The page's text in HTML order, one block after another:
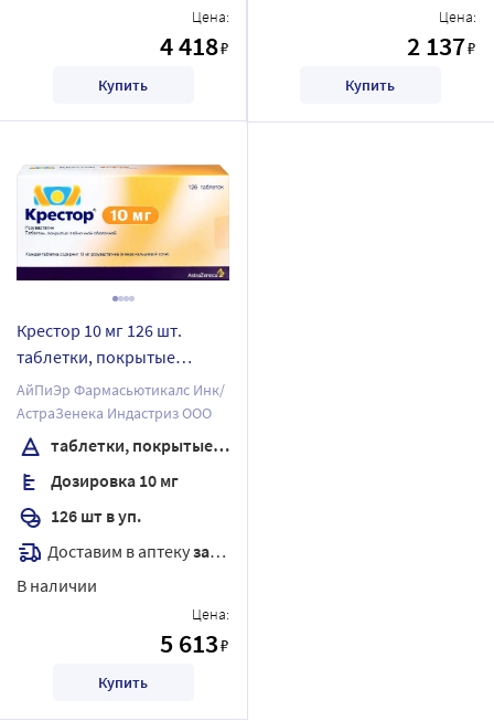
Цена:
4 418₽
Купить
Цена:
2 137₽
Купить
Крестор 10 мг 126 шт.
таблетки, покрытые
пленочной оболочкой
АйПиЭр Фармасьютикалс Инк/
АстраЗенека Индастриз ООО
таблетки, покрытые пленочной оболочкой
Дозировка 10 мг
126 шт в уп.
Доставим в аптекузавтра
В наличии
Цена:
5 613₽
Купить